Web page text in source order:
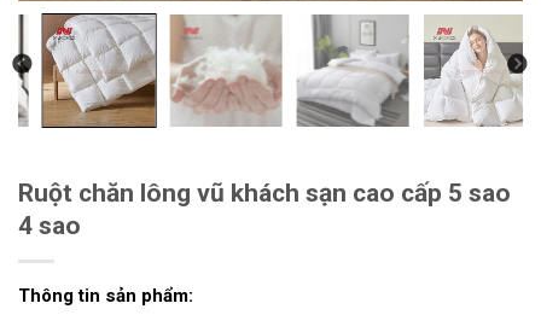
Ruột chăn lông vũ khách sạn cao cấp 5 sao
4 sao
Thông tin sản phẩm: